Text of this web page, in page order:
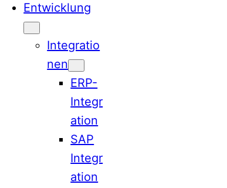
Entwicklung
Integratio
nen
ERP-
Integr
ation
SAP
Integr
ation